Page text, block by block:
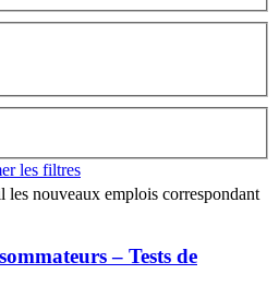
les filtres
les nouveaux emplois correspondant
– Tests de